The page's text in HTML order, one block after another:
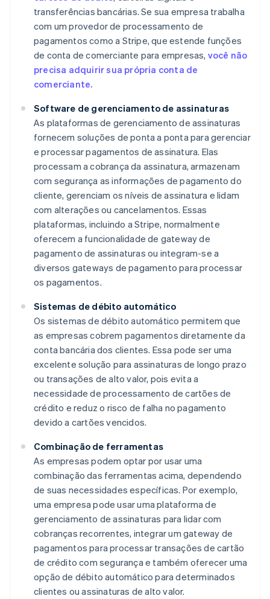
transferências bancárias. Se sua empresa trabalha
com um provedor de processamento de
pagamentos como a Stripe, que estende funções
de conta de comerciante para empresas, você não
precisa adquirir sua própria conta de
comerciante.
Software de gerenciamento de assinaturas
As plataformas de gerenciamento de assinaturas
fornecem soluções de ponta a ponta para gerenciar
e processar pagamentos de assinatura. Elas
processam a cobrança da assinatura, armazenam
com segurança as informações de pagamento do
cliente, gerenciam os níveis de assinatura e lidam
com alterações ou cancelamentos. Essas
plataformas, incluindo a Stripe, normalmente
oferecem a funcionalidade de gateway de
pagamento de assinaturas ou integram-se a
diversos gateways de pagamento para processar
os pagamentos.
Sistemas de débito automático
Os sistemas de débito automático permitem que
as empresas cobrem pagamentos diretamente da
conta bancária dos clientes. Essa pode ser uma
excelente solução para assinaturas de longo prazo
ou transações de alto valor, pois evita a
necessidade de processamento de cartões de
crédito e reduz o risco de falha no pagamento
devido a cartões vencidos.
Combinação de ferramentas
As empresas podem optar por usar uma
combinação das ferramentas acima, dependendo
de suas necessidades específicas. Por exemplo,
uma empresa pode usar uma plataforma de
gerenciamento de assinaturas para lidar com
cobranças recorrentes, integrar um gateway de
pagamentos para processar transações de cartão
de crédito com segurança e também oferecer uma
opção de débito automático para determinados
clientes ou assinaturas de alto valor.